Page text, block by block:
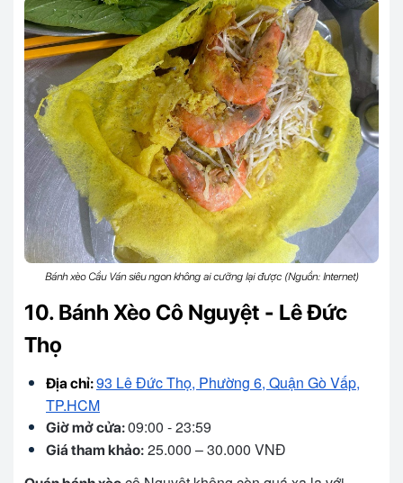
Bánh xèo Cầu Ván siêu ngon không ai cưỡng lại được (Nguồn: Internet)
10. Bánh Xèo Cô Nguyệt - Lê Đức
Thọ
Địa chỉ:93 Lê Đức Thọ, Phường 6, Quận Gò Vấp,
TP.HCM
Giờ mở cửa:09:00 - 23:59
Giá tham khảo: 25.000 – 30.000 VNĐ